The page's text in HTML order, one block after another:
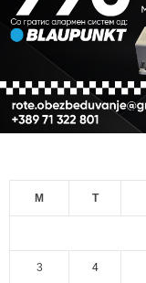
M T
3 4